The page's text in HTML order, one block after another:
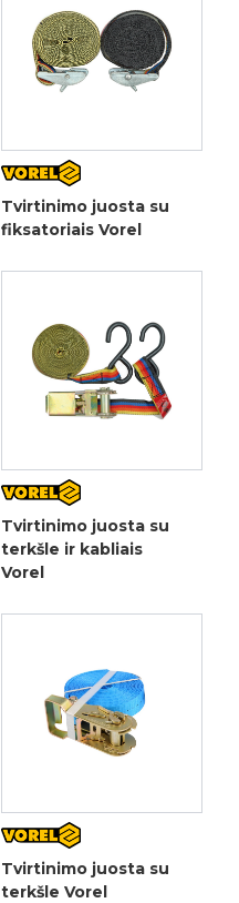
Tvirtinimo juosta su
fiksatoriais Vorel
Tvirtinimo juosta su
terkšle ir kabliais
Vorel
Tvirtinimo juosta su
terkšle Vorel